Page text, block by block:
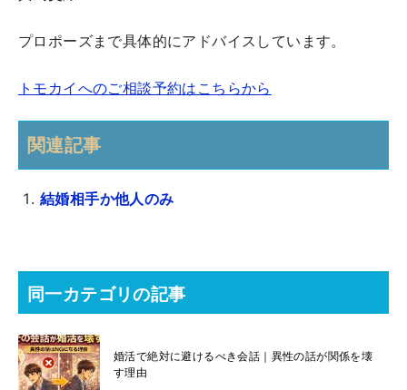
プロポーズまで具体的にアドバイスしています。
トモカイへのご相談予約はこちらから
関連記事
結婚相手か他人のみ
同一カテゴリの記事
婚活で絶対に避けるべき会話｜異性の話が関係を壊
す理由